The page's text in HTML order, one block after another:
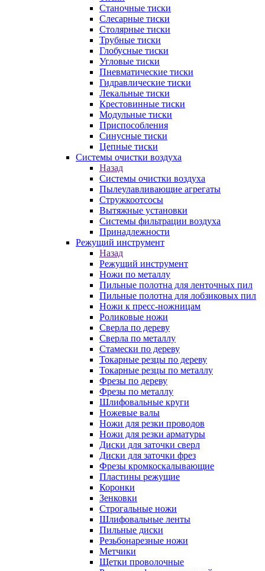
Станочные тиски
Слесарные тиски
Столярные тиски
Трубные тиски
Глобусные тиски
Угловые тиски
Пневматические тиски
Гидравлические тиски
Лекальные тиски
Крестовинные тиски
Модульные тиски
Приспособления
Синусные тиски
Цепные тиски
Системы очистки воздуха
Назад
Системы очистки воздуха
Пылеулавливающие агрегаты
Стружкоотсосы
Вытяжные установки
Системы фильтрации воздуха
Принадлежности
Режущий инструмент
Назад
Режущий инструмент
Ножи по металлу
Пильные полотна для ленточных пил
Пильные полотна для лобзиковых пил
Ножи к пресс-ножницам
Роликовые ножи
Сверла по дереву
Сверла по металлу
Стамески по дереву
Токарные резцы по дереву
Токарные резцы по металлу
Фрезы по дереву
Фрезы по металлу
Шлифовальные круги
Ножевые валы
Ножи для резки проводов
Ножи для резки арматуры
Диски для заточки сверл
Диски для заточки фрез
Фрезы кромкоскалывающие
Пластины режущие
Коронки
Зенковки
Строгальные ножи
Шлифовальные ленты
Пильные диски
Резьбонарезные ножи
Метчики
Щетки проволочные